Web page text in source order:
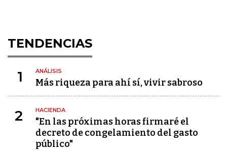
TENDENCIAS
1 ANÁLISIS
Más riqueza para ahí sí, vivir sabroso
2 HACIENDA
"En las próximas horas firmaré el
decreto de congelamiento del gasto
público"